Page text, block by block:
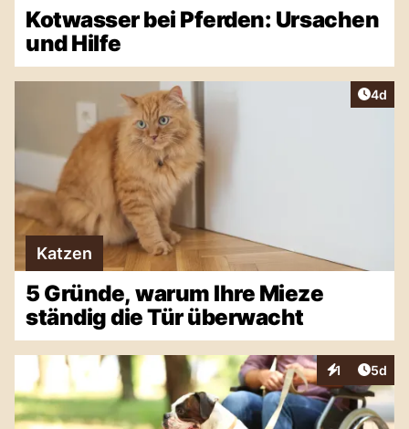
Kotwasser bei Pferden: Ursachen
und Hilfe
4d
Katzen
5 Gründe, warum Ihre Mieze
ständig die Tür überwacht
1
Interaktionen
5d